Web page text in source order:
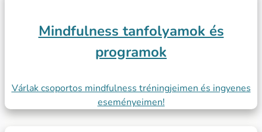
Mindfulness tanfolyamok és
programok
Várlak csoportos mindfulness tréningjeimen és ingyenes
eseményeimen!